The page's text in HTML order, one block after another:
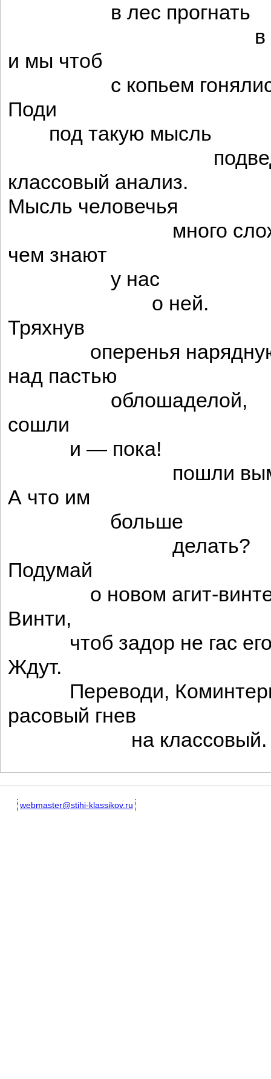
в лес прогнать
в
и мы чтоб
с копьем
Поди
под такую мысль
классовый анализ.
Мысль человечья
много
чем знают
у нас
о ней.
Тряхнув
оперенья нарядную
над пастью
облошаделой,
сошли
и — пока!
пошли
А что им
больше
делать?
Подумай
о новом агит-
Винти,
чтоб задор не гас
Ждут.
Переводи,
расовый гнев
на классовый.
webmaster@stihi-klassikov.ru